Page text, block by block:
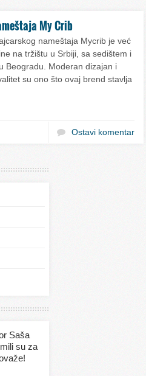
My Crib
nameštaja Mycrib je već
na tržištu u Srbiji, sa sedištem i
Beogradu. Moderan dizajan i
su ono što ovaj brend stavlja
Ostavi komentar
Saša
su za